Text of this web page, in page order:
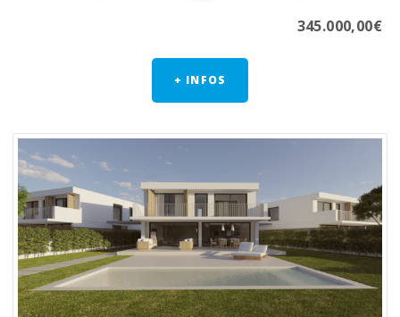
345.000,00€
+ INFOS